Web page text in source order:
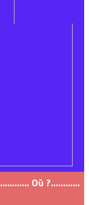
Où ?............